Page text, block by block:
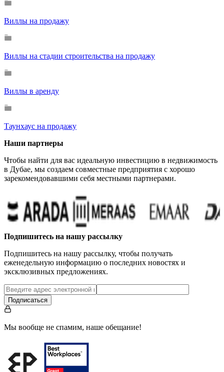
Виллы на продажу
Виллы на стадии строительства на продажу
Виллы в аренду
Таунхаус на продажу
Наши партнеры
Чтобы найти для вас идеальную инвестицию в недвижимость
в Дубае, мы создаем совместные предприятия с хорошо
зарекомендовавшими себя местными партнерами.
Подпишитесь на нашу рассылку
Подпишитесь на нашу рассылку, чтобы получать
еженедельную информацию о последних новостях и
эксклюзивных предложениях.
Подписаться
Мы вообще не спамим, наше обещание!